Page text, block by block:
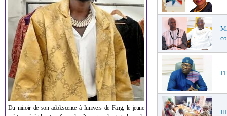
Du miroir de son adolescence à l'univers de Fang, le jeune